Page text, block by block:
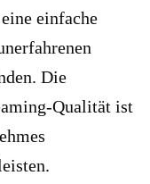
einfache
Die
Qualität ist